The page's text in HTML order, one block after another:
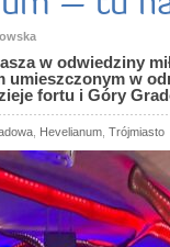
w odwiedziny
umieszczonym w
fortu i Góry
Hevelianum Trójmiasto